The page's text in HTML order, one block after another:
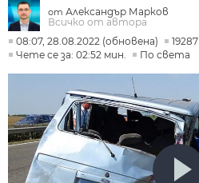
от Александър Марков
Всичко от автора
08:07, 28.08.2022 (обновена)
19287
Чете се за: 02:52 мин.
По света